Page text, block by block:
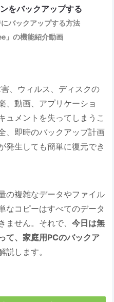
をバックアップする
バックアップする方法
」の機能紹介動画
、ウィルス、ディスクの
、動画、アプリケーショ
ュメントを失ってしまうこ
、即時のバックアップ計画
発生しても簡単に復元でき
の複雑なデータやファイル
なコピーはすべてのデータ
ません。それで、今日は無
て、家庭用PCのバックア
説します。